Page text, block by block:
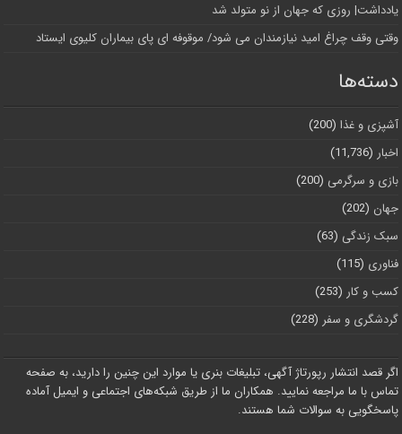
یادداشت| روزی که جهان از نو متولد شد
وقتی وقف چراغ امید نیازمندان می شود/ موقوفه ای پای بیماران کلیوی ایستاد
دسته‌ها
آشپزی و غذا (200)
اخبار (11,736)
بازی و سرگرمی (200)
جهان (202)
سبک زندگی (63)
فناوری (115)
کسب و کار (253)
گردشگری و سفر (228)
اگر قصد انتشار رپورتاژ آگهی، تبلیغات بنری یا موارد این چنین را دارید، به صفحه
تماس با ما مراجعه نمایید. همکاران ما از طریق شبکه‌های اجتماعی و ایمیل آماده
پاسخگویی به سوالات شما هستند.